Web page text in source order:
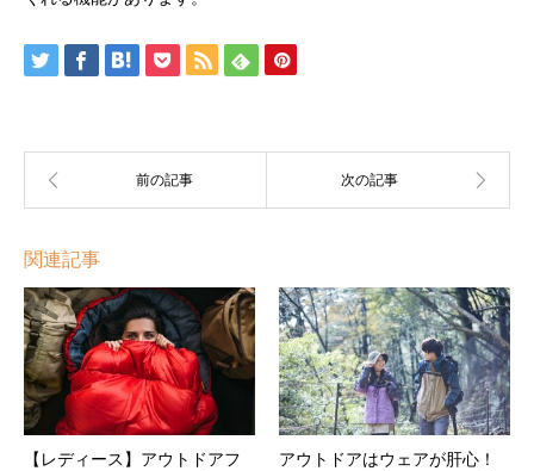
関連記事
【レディース】アウトドアフ
アウトドアはウェアが肝心！